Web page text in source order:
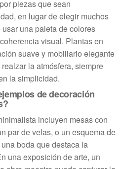
piezas que sean
en lugar de elegir muchos
una paleta de colores
visual. Plantas en
suave y mobiliario elegante
la atmósfera, siempre
la simplicidad.
de decoración
incluyen mesas con
par de velas, o un esquema de
boda que destaca la
una exposición de arte, un